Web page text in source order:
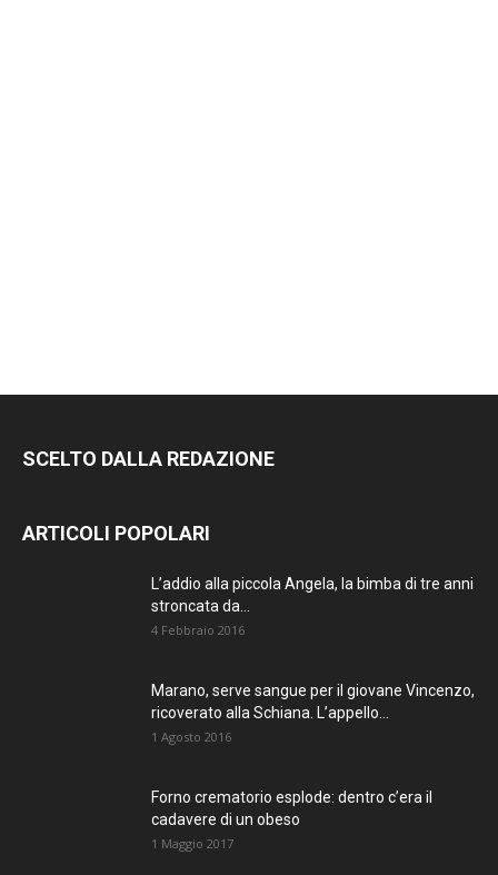
SCELTO DALLA REDAZIONE
ARTICOLI POPOLARI
L’addio alla piccola Angela, la bimba di tre anni
stroncata da...
4 Febbraio 2016
Marano, serve sangue per il giovane Vincenzo,
ricoverato alla Schiana. L’appello...
1 Agosto 2016
Forno crematorio esplode: dentro c’era il
cadavere di un obeso
1 Maggio 2017
RIMANI
AGGIORNATO.
METTI UN
MI PIACE!
TERRANOSTRA NEWS